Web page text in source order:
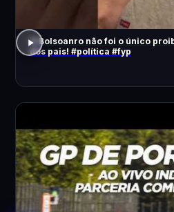
O Bolsoanro não foi o único
dos pais! #política #fyp